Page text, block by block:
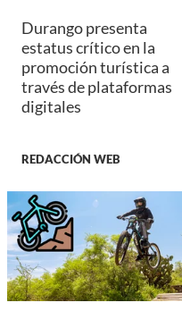
Durango presenta
estatus crítico en la
promoción turística a
través de plataformas
digitales
REDACCIÓN WEB